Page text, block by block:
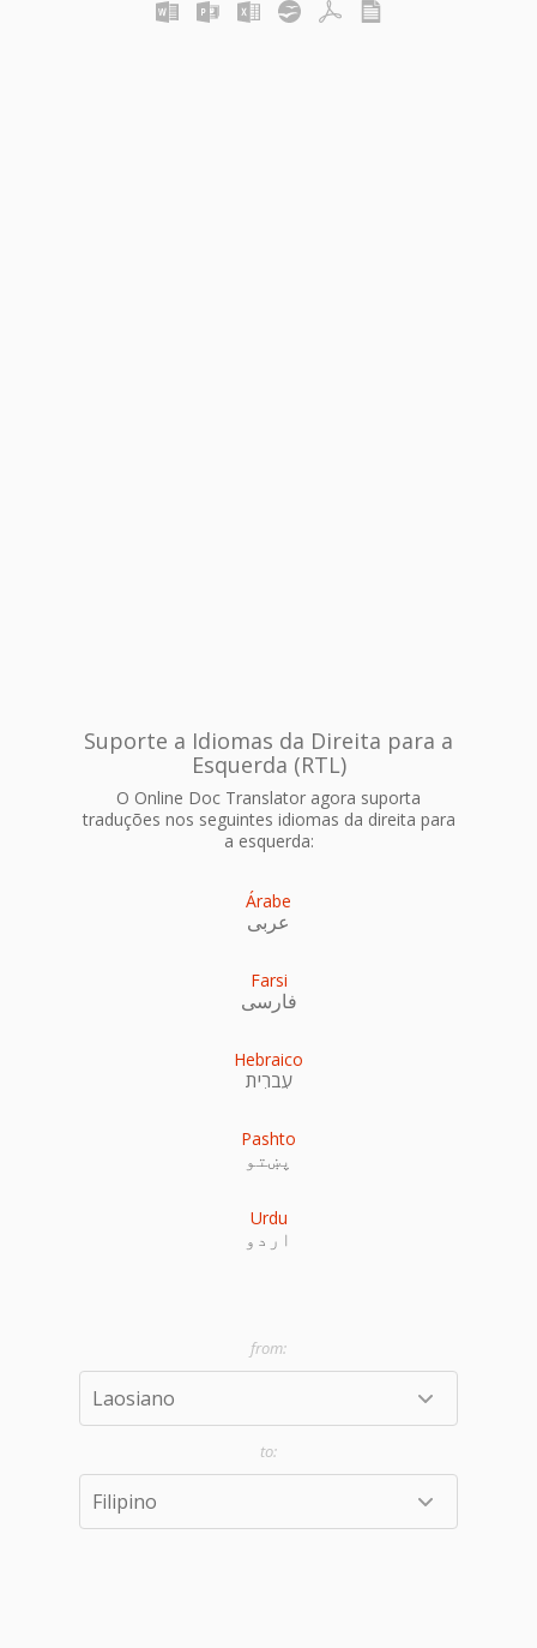
Suporte a Idiomas da Direita para a
Esquerda (RTL)
O Online Doc Translator agora suporta
traduções nos seguintes idiomas da direita para
a esquerda:
Árabe
عربى
Farsi
فارسی
Hebraico
עִברִית
Pashto
پښتو
Urdu
اردو